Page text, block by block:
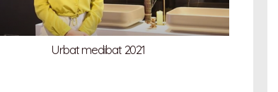
Urbat medibat 2021